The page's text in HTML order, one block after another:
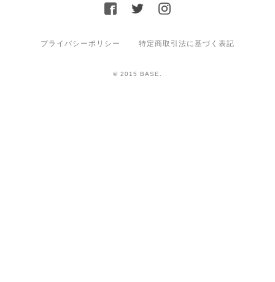
プライバシーポリシー 特定商取引法に基づく表記
© 2015 BASE.